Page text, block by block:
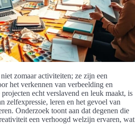
zomaar activiteiten; ze zijn een
het verkennen van verbeelding en
echt verslavend en leuk maakt, is
zelfexpressie, leren en het gevoel van
Onderzoek toont aan dat degenen die
een verhoogd welzijn ervaren, wat